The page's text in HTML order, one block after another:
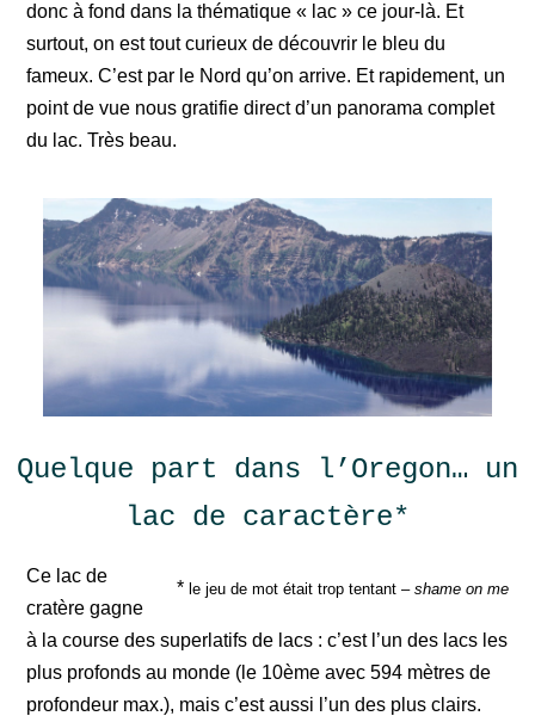
donc à fond dans la thématique « lac » ce jour-là. Et
surtout, on est tout curieux de découvrir le bleu du
fameux. C’est par le Nord qu’on arrive. Et rapidement, un
point de vue nous gratifie direct d’un panorama complet
du lac. Très beau.
Quelque part dans l’Oregon… un
lac de caractère*
* le jeu de mot était trop tentant – shame on me
Ce lac de
cratère gagne
à la course des superlatifs de lacs : c’est l’un des lacs les
plus profonds au monde (le 10ème avec 594 mètres de
profondeur max.), mais c’est aussi l’un des plus clairs.